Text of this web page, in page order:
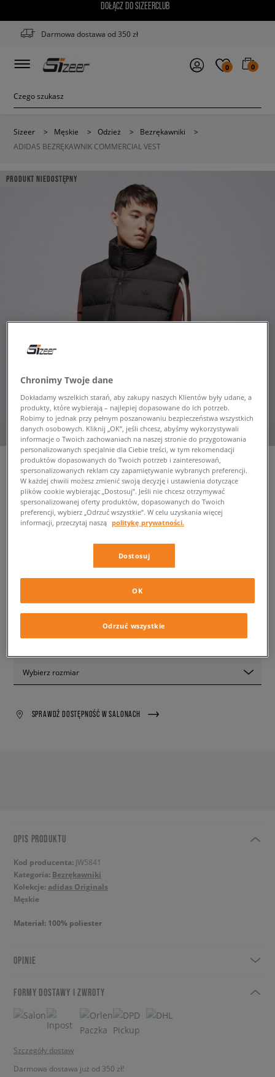
DOŁĄCZ DO SIZEERCLUB
Darmowa dostawa od 350 zł
0 0
Sizeer > Męskie > Odzież > Bezrękawniki
>
ADIDAS BEZRĘKAWNIK COMMERCIAL VEST
PRODUKT NIEDOSTĘPNY
ADIDAS BEZRĘKAWNIK
COMMERCIAL VEST
męskie, bezrękawniki
Wyślemy Ci e-mail, gdy żądany rozmiar będzie ponownie
dostępny.
Wybierz rozmiar
SPRAWDŹ DOSTĘPNOŚĆ W SALONACH
OPIS PRODUKTU
Kod producenta: JW5841
Kategoria: Bezrękawniki
Kolekcje: adidas Originals
Męskie
Materiał: 100% poliester
OPINIE
FORMY DOSTAWY I ZWROTY
Szczegóły dostaw
Darmowa dostawa już od 350 zł!
Chronimy Twoje dane
Dokładamy wszelkich starań, aby zakupy naszych Klientów były udane, a
produkty, które wybierają – najlepiej dopasowane do ich potrzeb.
Robimy to jednak przy pełnym poszanowaniu bezpieczeństwa wszystkich
danych osobowych. Kliknij „OK”, jeśli chcesz, abyśmy wykorzystywali
informacje o Twoich zachowaniach na naszej stronie do przygotowania
personalizowanych specjalnie dla Ciebie treści, w tym rekomendacji
produktów dopasowanych do Twoich potrzeb i zainteresowań,
spersonalizowanych reklam czy zapamiętywanie wybranych preferencji.
W każdej chwili możesz zmienić swoją decyzję i ustawienia dotyczące
plików cookie wybierając „Dostosuj”. Jeśli nie chcesz otrzymywać
spersonalizowanej oferty produktów, dopasowanych do Twoich
preferencji, wybierz „Odrzuć wszystkie”. W celu uzyskania więcej
informacji, przeczytaj naszą politykę prywatności.
Dostosuj
Odrzuć wszystkie
OK